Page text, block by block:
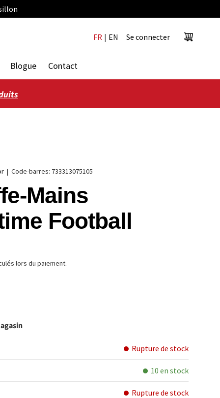
FR | EN Se connecter
Panier
Blogue Contact
|Code-barres: 733313075105
Mains
Football
lors du paiement.
Rupture de stock
10 en stock
Rupture de stock